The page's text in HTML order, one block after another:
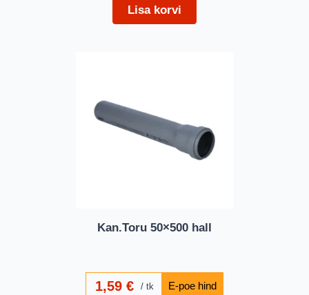
Lisa korvi
Kan.Toru 50×500 hall
1,59€ tk